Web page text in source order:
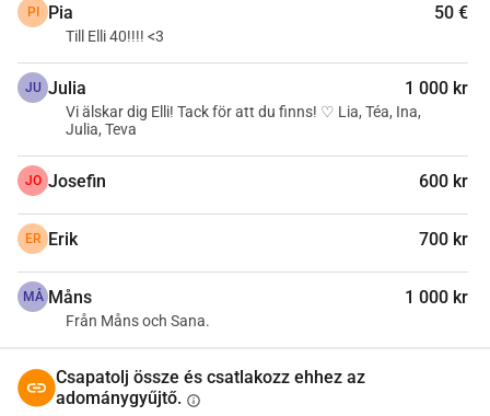
PI Pia 50 €
Till Elli 40!!!! <3
JU Julia 1 000 kr
Vi älskar dig Elli! Tack för att du finns! ♡ Lia, Téa, Ina,
Julia, Teva
JO Josefin 600 kr
ER Erik 700 kr
MÅ Måns 1 000 kr
Från Måns och Sana.
Csapatolj össze és csatlakozz ehhez az
adománygyűjtő. info